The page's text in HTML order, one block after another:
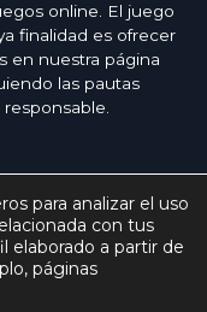
online. El juego
finalidad es ofrecer
en nuestra página
las pautas
para analizar el uso
con tus
elaborado a partir de
páginas